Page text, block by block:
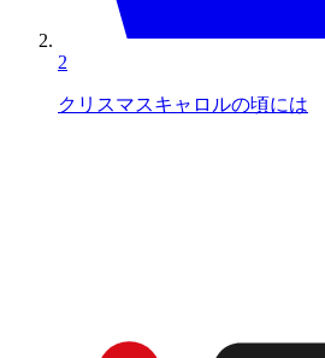
2
クリスマスキャロルの頃には